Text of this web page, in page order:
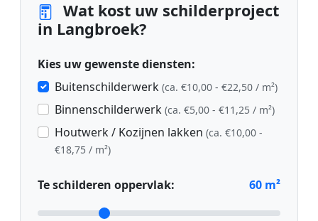
Wat kost uw schilderproject
in Langbroek?
Kies uw gewenste diensten:
Buitenschilderwerk (ca. €10,00 - €22,50 / m²)
Binnenschilderwerk (ca. €5,00 - €11,25 / m²)
Houtwerk / Kozijnen lakken (ca. €10,00 -
€18,75 / m²)
Te schilderen oppervlak: 60 m²